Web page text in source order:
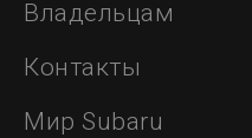
Владельцам
Контакты
Мир Subaru